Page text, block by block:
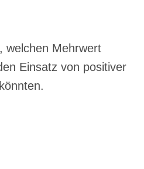
welchen Mehrwert
Einsatz von positiver